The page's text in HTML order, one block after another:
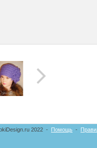
2022 - Помощь -